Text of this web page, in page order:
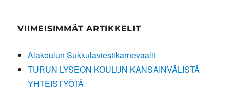
VIIMEISIMMÄT ARTIKKELIT
Alakoulun Sukkulaviestikarnevaalit
TURUN LYSEON KOULUN KANSAINVÄLISTÄ
YHTEISTYÖTÄ